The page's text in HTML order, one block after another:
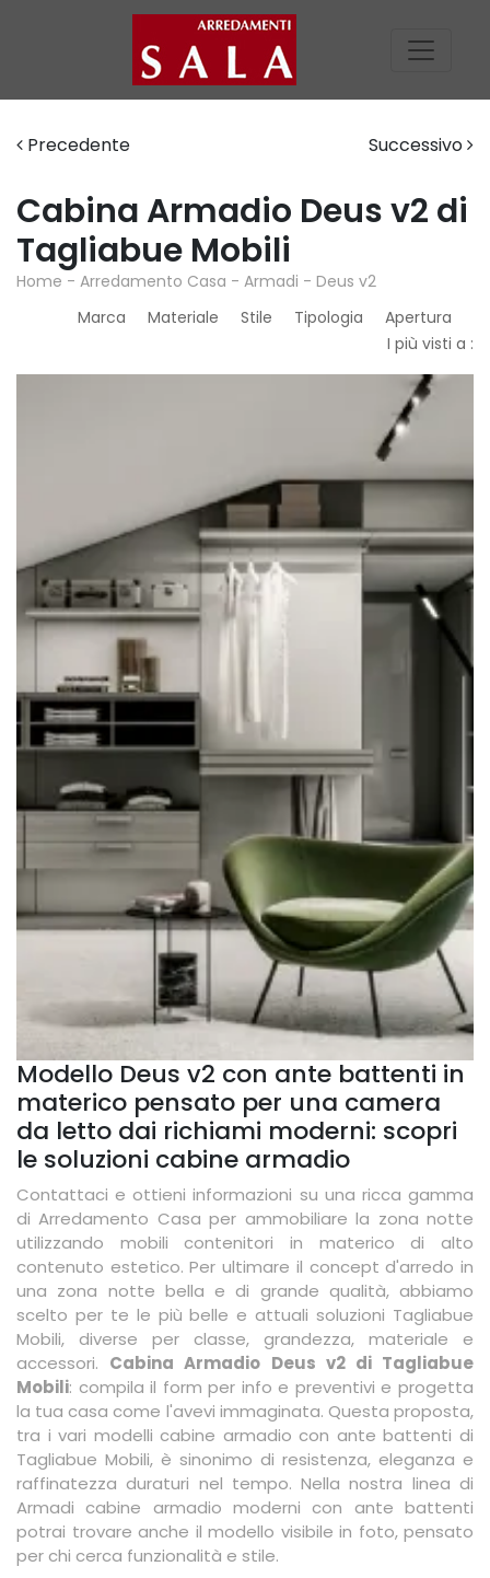
Precedente Successivo
Cabina Armadio Deus v2 di
Tagliabue Mobili
Home - Arredamento Casa - Armadi - Deus v2
Marca
Materiale Stile Tipologia
Apertura
I più visti a :
Modello Deus v2 con ante battenti in
materico pensato per una camera
da letto dai richiami moderni: scopri
le soluzioni cabine armadio
Contattaci e ottieni informazioni su una ricca gamma
di Arredamento Casa per ammobiliare la zona notte
utilizzando mobili contenitori in materico di alto
contenuto estetico. Per ultimare il concept d'arredo in
una zona notte bella e di grande qualità, abbiamo
scelto per te le più belle e attuali soluzioni Tagliabue
Mobili, diverse per classe, grandezza, materiale e
accessori. Cabina Armadio Deus v2 di Tagliabue
Mobili: compila il form per info e preventivi e progetta
la tua casa come l'avevi immaginata. Questa proposta,
tra i vari modelli cabine armadio con ante battenti di
Tagliabue Mobili, è sinonimo di resistenza, eleganza e
raffinatezza duraturi nel tempo. Nella nostra linea di
Armadi cabine armadio moderni con ante battenti
potrai trovare anche il modello visibile in foto, pensato
per chi cerca funzionalità e stile.